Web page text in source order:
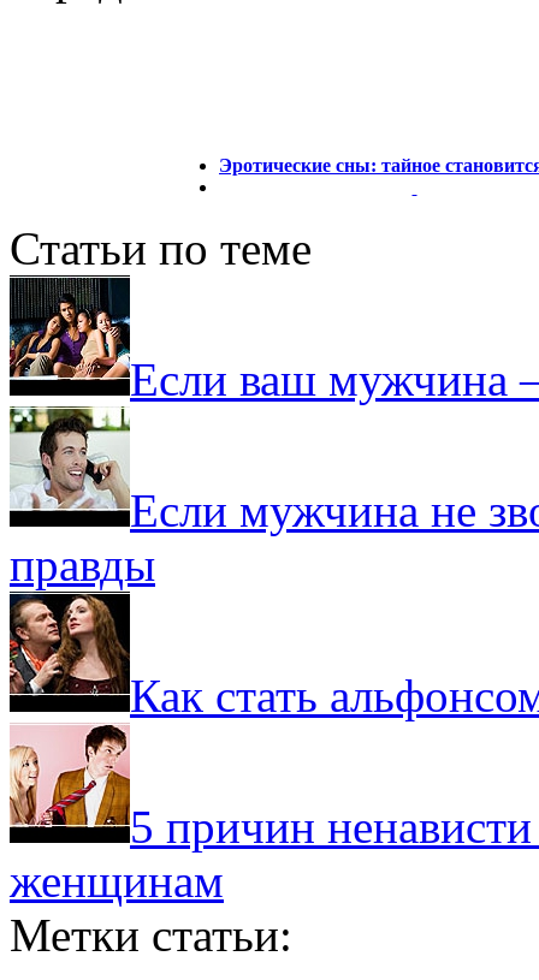
Эротические сны: тайное
Статьи по теме
Если ваш мужчина
Если мужчина не
правды
Как стать
5 причин
женщинам
Метки статьи: